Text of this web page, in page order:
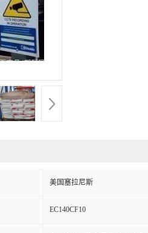
美国塞拉尼斯
EC140CF10